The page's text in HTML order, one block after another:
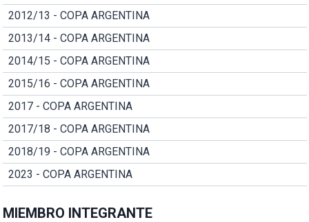
2012/13 - COPA ARGENTINA
2013/14 - COPA ARGENTINA
2014/15 - COPA ARGENTINA
2015/16 - COPA ARGENTINA
2017 - COPA ARGENTINA
2017/18 - COPA ARGENTINA
2018/19 - COPA ARGENTINA
2023 - COPA ARGENTINA
MIEMBRO INTEGRANTE